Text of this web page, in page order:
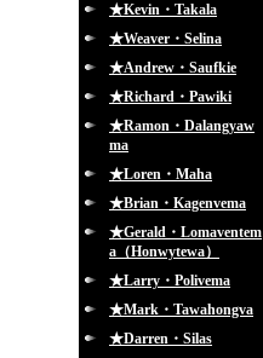
★Kevin・Takala
★Weaver・Selina
★Andrew・Saufkie
★Richard・Pawiki
★Ramon・Dalangyaw
ma
★Loren・Maha
★Brian・Kagenvema
★Gerald・Lomaventem
a（Honwytewa）
★Larry・Polivema
★Mark・Tawahongva
★Darren・Silas